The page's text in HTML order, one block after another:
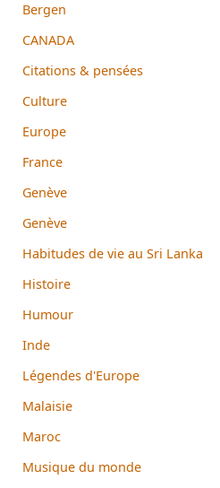
Bergen
CANADA
Citations & pensées
Culture
Europe
France
Genève
Genève
Habitudes de vie au Sri Lanka
Histoire
Humour
Inde
Légendes d'Europe
Malaisie
Maroc
Musique du monde